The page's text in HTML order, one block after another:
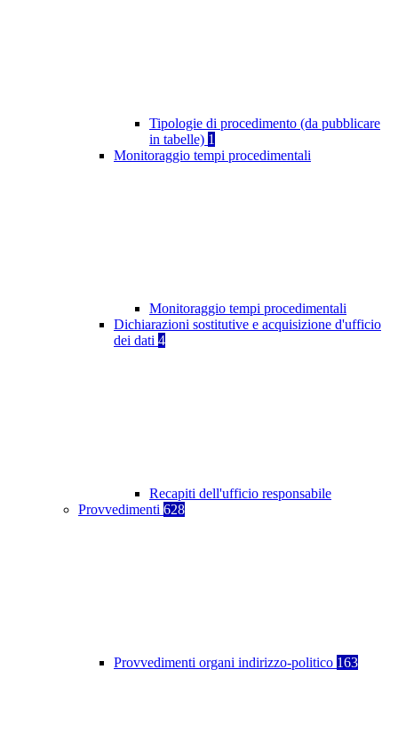
Tipologie di procedimento (da pubblicare
in tabelle) 1
Monitoraggio tempi procedimentali
Monitoraggio tempi procedimentali
Dichiarazioni sostitutive e acquisizione d'ufficio
dei dati 4
Recapiti dell'ufficio responsabile
Provvedimenti 628
Provvedimenti organi indirizzo-politico 163